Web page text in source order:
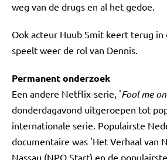
weg van de drugs en al het gedoe.
Ook acteur Huub Smit keert terug
speelt weer de rol van Dennis.
Permanent onderzoek
Een andere Netflix-serie, 'Fool me
donderdagavond uitgeroepen tot
internationale serie. Populairste
documentaire was 'Het Verhaal van
Nassau (NPO Start) en de